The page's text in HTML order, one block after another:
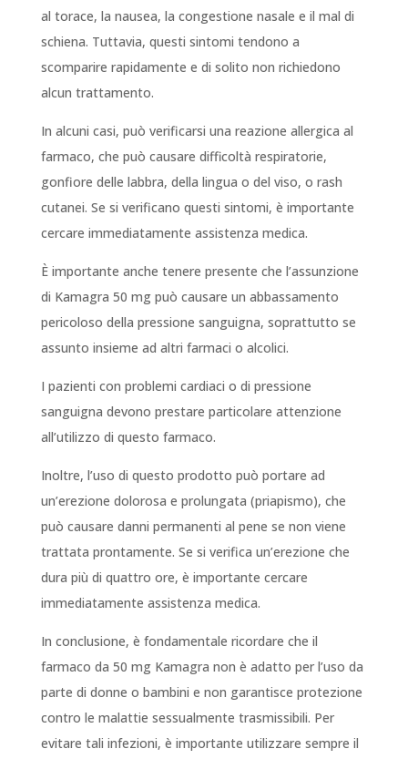
al torace, la nausea, la congestione nasale e il mal di
schiena. Tuttavia, questi sintomi tendono a
scomparire rapidamente e di solito non richiedono
alcun trattamento.
In alcuni casi, può verificarsi una reazione allergica al
farmaco, che può causare difficoltà respiratorie,
gonfiore delle labbra, della lingua o del viso, o rash
cutanei. Se si verificano questi sintomi, è importante
cercare immediatamente assistenza medica.
È importante anche tenere presente che l’assunzione
di Kamagra 50 mg può causare un abbassamento
pericoloso della pressione sanguigna, soprattutto se
assunto insieme ad altri farmaci o alcolici.
I pazienti con problemi cardiaci o di pressione
sanguigna devono prestare particolare attenzione
all’utilizzo di questo farmaco.
Inoltre, l’uso di questo prodotto può portare ad
un’erezione dolorosa e prolungata (priapismo), che
può causare danni permanenti al pene se non viene
trattata prontamente. Se si verifica un’erezione che
dura più di quattro ore, è importante cercare
immediatamente assistenza medica.
In conclusione, è fondamentale ricordare che il
farmaco da 50 mg Kamagra non è adatto per l’uso da
parte di donne o bambini e non garantisce protezione
contro le malattie sessualmente trasmissibili. Per
evitare tali infezioni, è importante utilizzare sempre il